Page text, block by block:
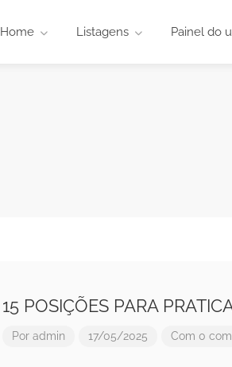
Home Listagens Painel do
15 POSIÇÕES PARA
Por admin 17/05/2025 Com 0